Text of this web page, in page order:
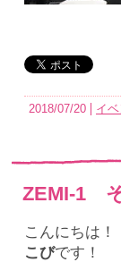
2018/07/20 イ
ZEMI-1
こんにちは！
こびです！